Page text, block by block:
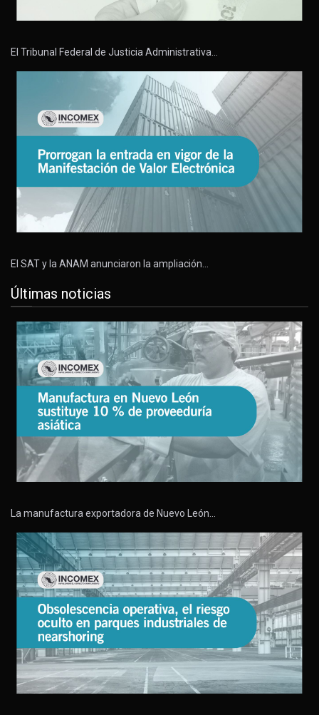
El Tribunal Federal de Justicia Administrativa…
El SAT y la ANAM anunciaron la ampliación…
Últimas noticias
La manufactura exportadora de Nuevo León…